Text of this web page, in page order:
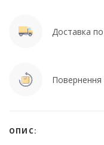
Доставка по
Повернення
ОПИС: